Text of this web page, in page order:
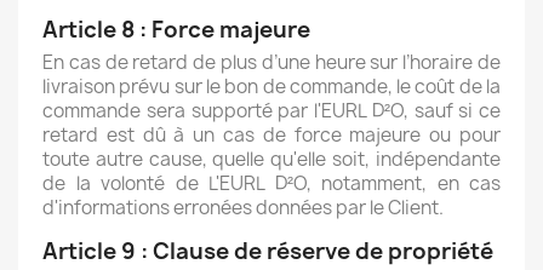
Article 8 : Force majeure
En cas de retard de plus d’une heure sur l’horaire de
livraison prévu sur le bon de commande, le coût de la
commande sera supporté par l'EURL D²O, sauf si ce
retard est dû à un cas de force majeure ou pour
toute autre cause, quelle qu'elle soit, indépendante
de la volonté de L'EURL D²O, notamment, en cas
d'informations erronées données par le Client.
Article 9 : Clause de réserve de propriété